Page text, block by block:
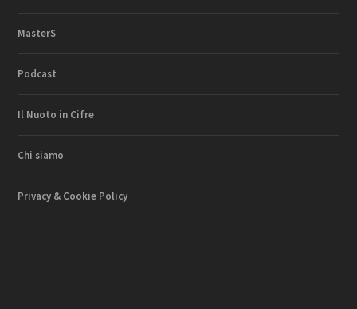
MasterS
Podcast
Il Nuoto in Cifre
Chi siamo
Privacy & Cookie Policy